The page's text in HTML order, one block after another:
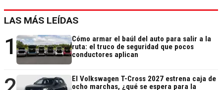
LAS MÁS LEÍDAS
1
Cómo armar el baúl del auto para salir a la
ruta: el truco de seguridad que pocos
conductores aplican
El Volkswagen T-Cross 2027 estrena caja de
ocho marchas, ¿qué se espera para la